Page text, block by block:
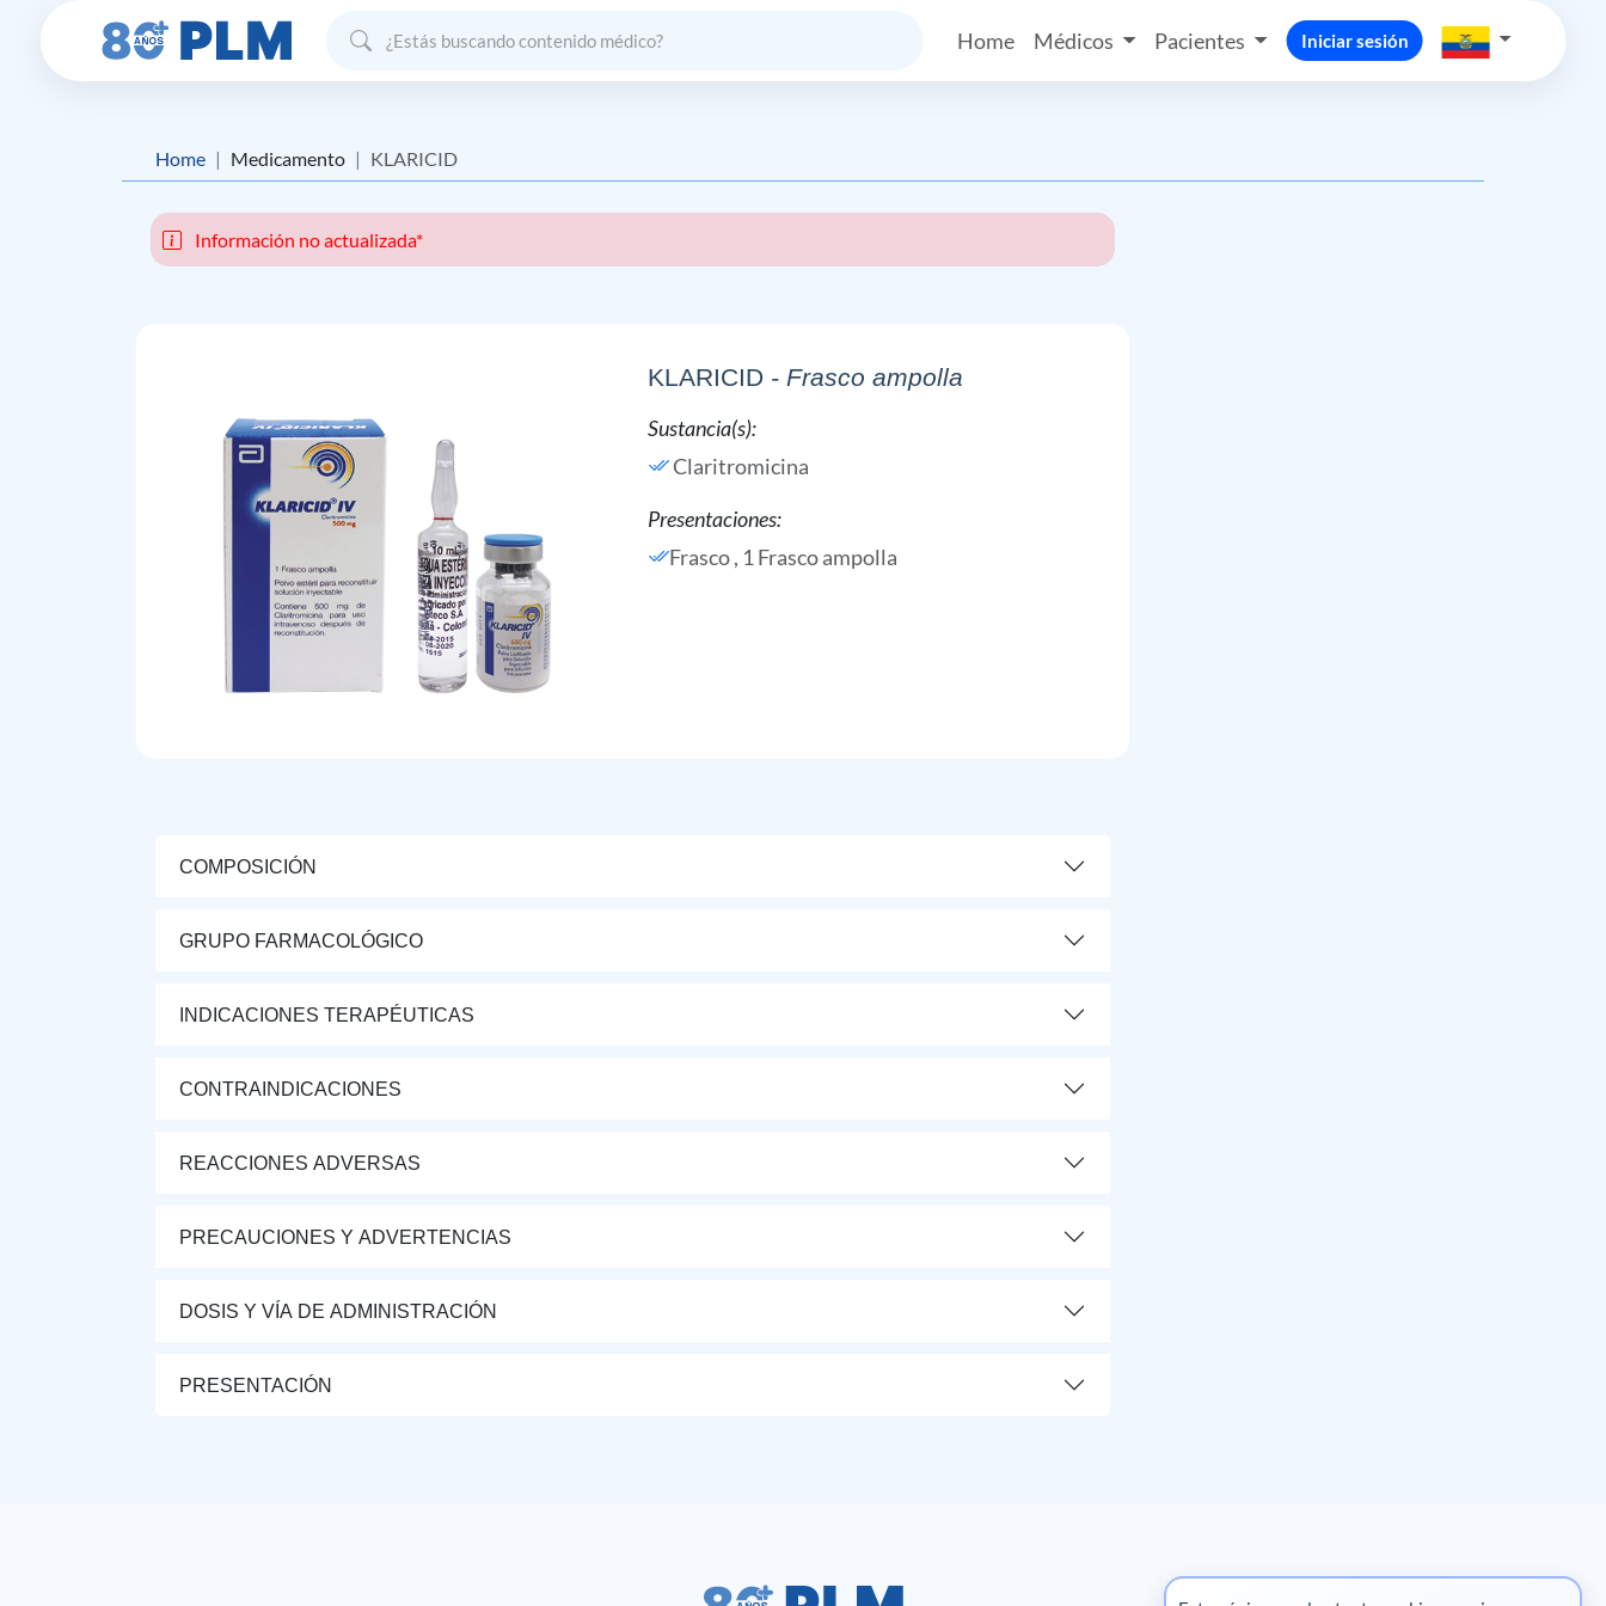
Home Médicos Pacientes Iniciar sesión
Home Medicamento KLARICID
Información no actualizada*
KLARICID - Frasco ampolla
Sustancia(s):
Claritromicina
Presentaciones:
Frasco , 1 Frasco ampolla
COMPOSICIÓN
GRUPO FARMACOLÓGICO
INDICACIONES TERAPÉUTICAS
CONTRAINDICACIONES
REACCIONES ADVERSAS
PRECAUCIONES Y ADVERTENCIAS
DOSIS Y VÍA DE ADMINISTRACIÓN
PRESENTACIÓN